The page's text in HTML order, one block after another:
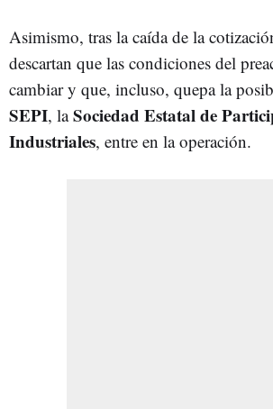
Asimismo, tras la caída de la
descartan que las condiciones del
cambiar y que, incluso, quepa la
SEPI, laSociedad Estatal de
Industriales, entre en la operación.